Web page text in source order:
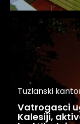
Tuzlanski
Vatrogasci
Kalesiji,